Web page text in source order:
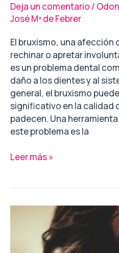
Deja un comentario /
José Mª de Febrer
El bruxismo, una
rechinar o apretar
es un problema dental
daño a los dientes y al
general, el bruxismo
significativo en la calidad
padecen. Una
este problema es la
Leer más »